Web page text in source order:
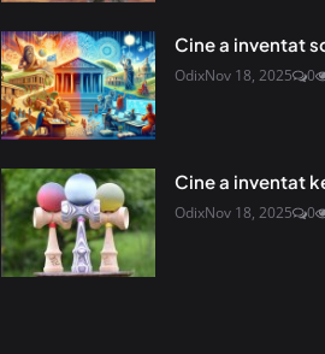
Cine a inventat
OdixNov 18, 2025 0
Cine a inventat
OdixNov 18, 2025 0